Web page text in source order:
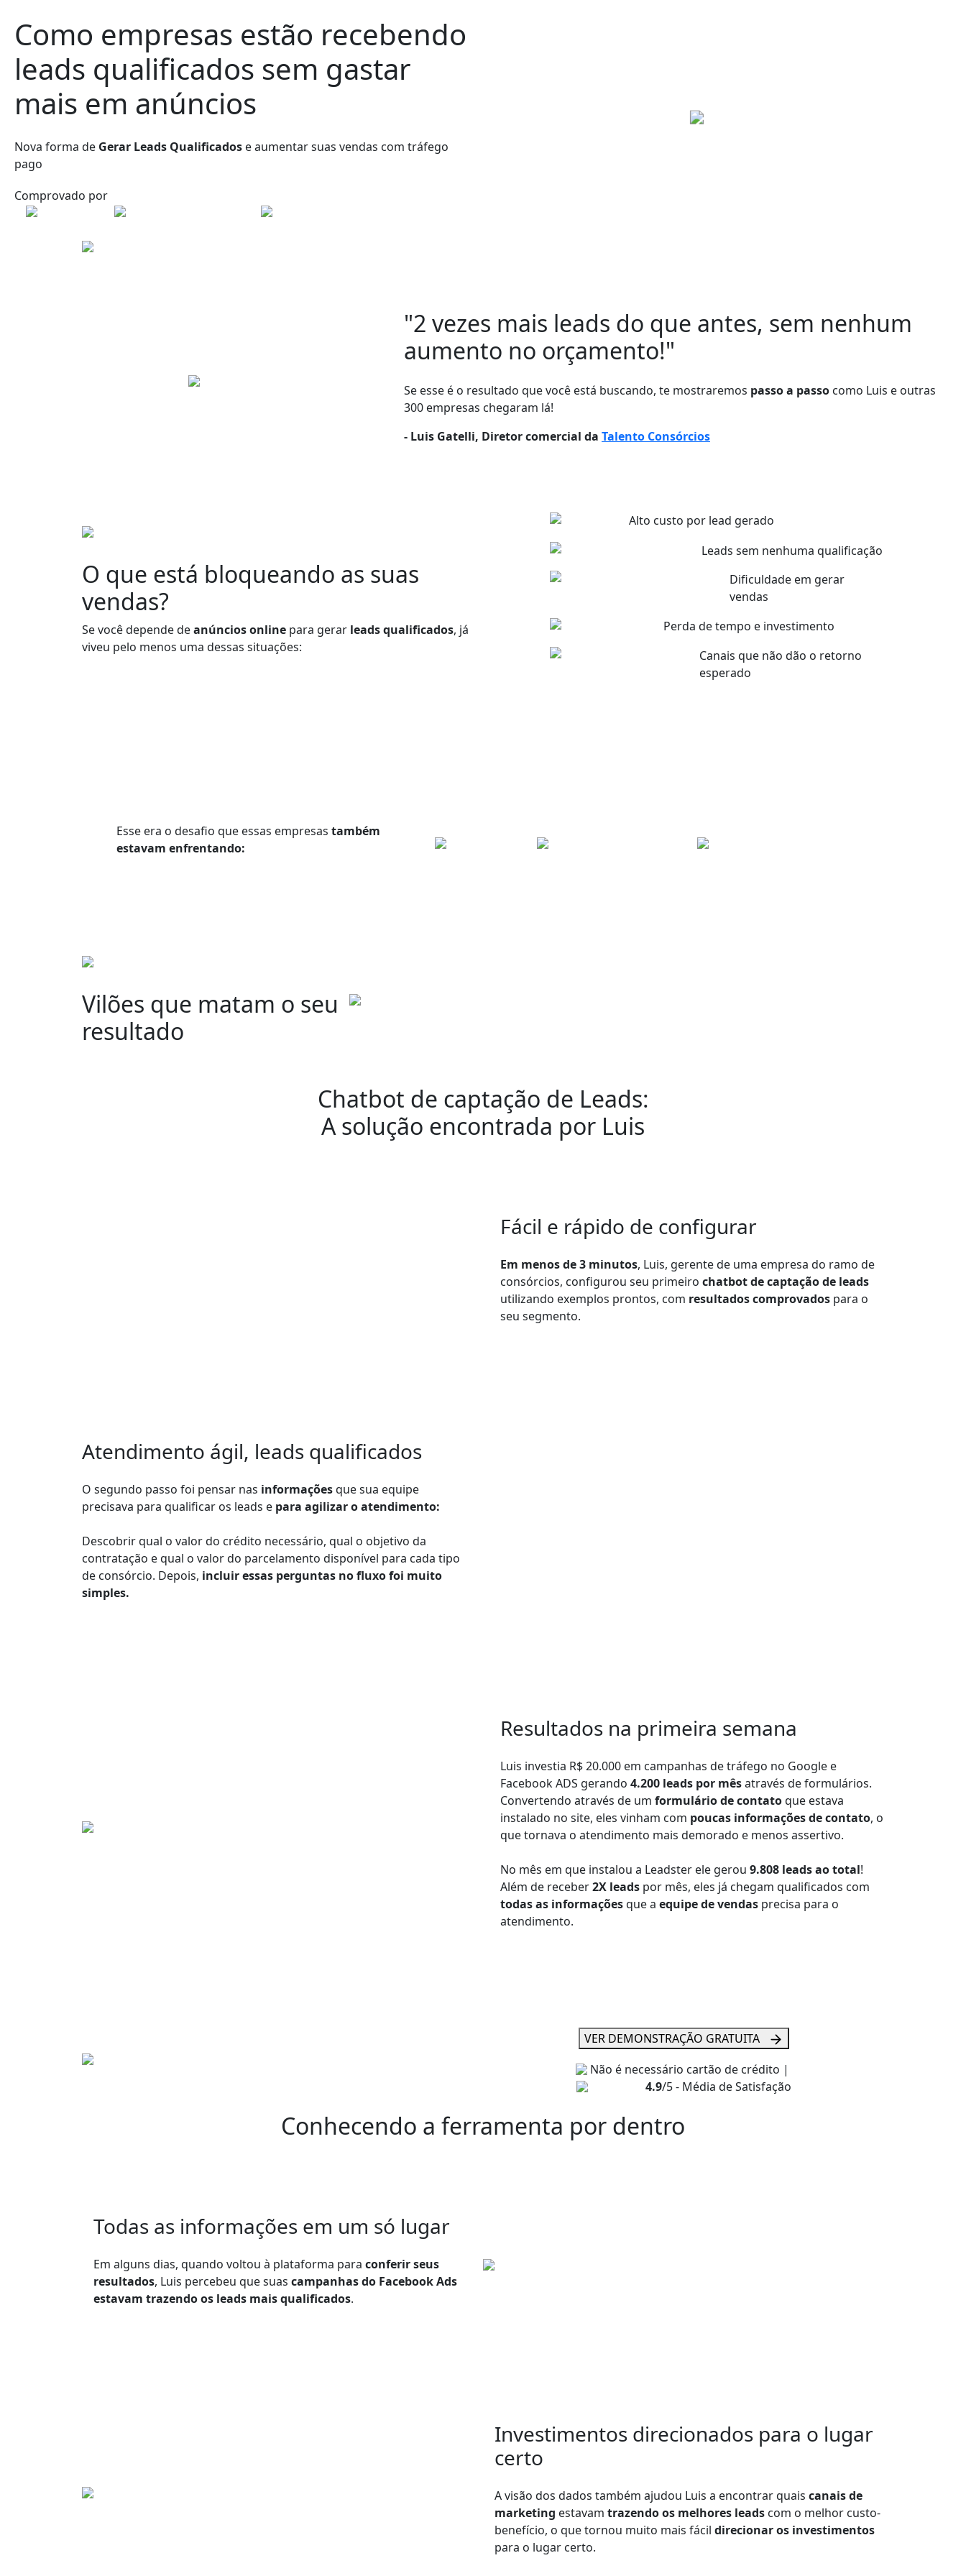
Como empresas estão recebendo
leads qualificados sem gastar
mais em anúncios
Nova forma de Gerar Leads Qualificados e aumentar suas vendas com tráfego
pago
Comprovado por
"2 vezes mais leads do que antes, sem nenhum
aumento no orçamento!"
Se esse é o resultado que você está buscando, te mostraremos passo a passo como Luis e outras
300 empresas chegaram lá!
- Luis Gatelli, Diretor comercial da Talento Consórcios
O que está bloqueando as suas
vendas?
Se você depende deanúncios online para gerar leads qualificados, já
viveu pelo menos uma dessas situações:
Alto custo por lead gerado
Leads sem nenhuma qualificação
Dificuldade em gerar
vendas
Perda de tempo e investimento
Canais que não dão o retorno
esperado
Esse era o desafio que essas empresas também
estavam enfrentando:
Vilões que matam o seu
resultado
Chatbot de captação de Leads:
A solução encontrada por Luis
Fácil e rápido de configurar
Em menos de 3 minutos, Luis, gerente de uma empresa do ramo de
consórcios, configurou seu primeiro chatbot de captação de leads
utilizando exemplos prontos, com resultados comprovados para o
seu segmento.
Atendimento ágil, leads qualificados
O segundo passo foi pensar nas informaçõesque sua equipe
precisava para qualificar os leads e para agilizar o atendimento:
Descobrir qual o valor do crédito necessário, qual o objetivo da
contratação e qual o valor do parcelamento disponível para cada tipo
de consórcio. Depois, incluir essas perguntas no fluxo foi muito
simples.
Resultados na primeira semana
Luis investia R$ 20.000 em campanhas de tráfego no Google e
Facebook ADS gerando 4.200 leads por mêsatravés de formulários.
Convertendo através de um formulário de contatoque estava
instalado no site, eles vinham com poucas informações de contato, o
que tornava o atendimento mais demorado e menos assertivo.
No mês em que instalou a Leadster ele gerou 9.808 leads ao total!
Além de receber2X leads por mês, eles já chegam qualificados com
todas as informaçõesque a equipe de vendas precisa para o
atendimento.
VER DEMONSTRAÇÃO GRATUITA
Não é necessário cartão de crédito |
4.9/5 - Média de Satisfação
Conhecendo a ferramenta por dentro
Todas as informações em um só lugar
Em alguns dias, quando voltou à plataforma para conferir seus
resultados, Luis percebeu que suas campanhas do Facebook Ads
estavam trazendo os leads mais qualificados.
Investimentos direcionados para o lugar
certo
A visão dos dados também ajudou Luis a encontrar quais canais de
marketing estavam trazendo os melhores leads com o melhor custo-
benefício, o que tornou muito mais fácil direcionar os investimentos
para o lugar certo.